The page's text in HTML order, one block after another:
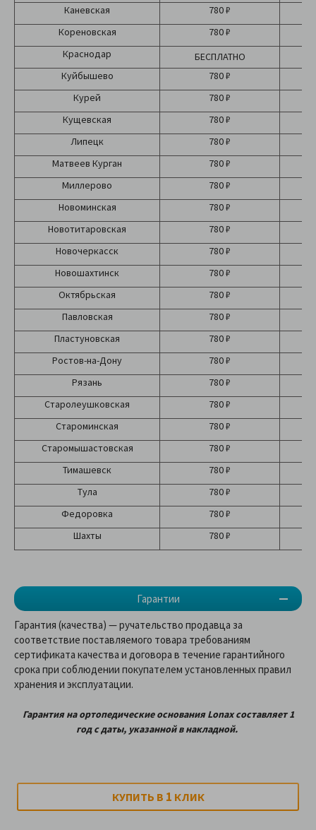
Гарантии
Каневская
780 ₽
Кореновская
780 ₽
Краснодар
БЕСПЛАТНО
Куйбышево
780 ₽
Курей
780 ₽
Кущевская
780 ₽
Липецк
780 ₽
Матвеев Курган
780 ₽
Миллерово
780 ₽
Новоминская
780 ₽
Новотитаровская
780 ₽
Новочеркасск
780 ₽
Новошахтинск
780 ₽
Октябрьская
780 ₽
Павловская
780 ₽
Пластуновская
780 ₽
Ростов-на-Дону
780 ₽
Рязань
780 ₽
Старолеушковская
780 ₽
Староминская
780 ₽
Старомышастовская
780 ₽
Тимашевск
780 ₽
Тула
780 ₽
Федоровка
780 ₽
Шахты
780 ₽
Гарантия (качества) — ручательство продавца за
соответствие поставляемого товара требованиям
сертификата качества и договора в течение гарантийного
срока при соблюдении покупателем установленных правил
хранения и эксплуатации.
Гарантия на ортопедическиеоснования Lonaxсоставляет 1
год с даты, указанной в накладной.
КУПИТЬ В 1 КЛИК